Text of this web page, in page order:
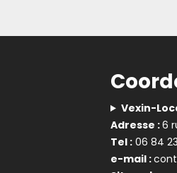
Vexin-
Adresse :6
Tel : 06 84
e-mail :